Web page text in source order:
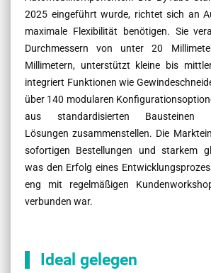
2025 eingeführt wurde, richtet sich an
maximale Flexibilität benötigen. Sie
Durchmessern von unter 20
Millimetern, unterstützt kleine bis
integriert Funktionen wie
über 140 modularen
aus standardisierten Bausteinen
Lösungen zusammenstellen. Die
sofortigen Bestellungen und starkem
was den Erfolg eines
eng mit regelmäßigen
verbunden war.
Ideal gelegen